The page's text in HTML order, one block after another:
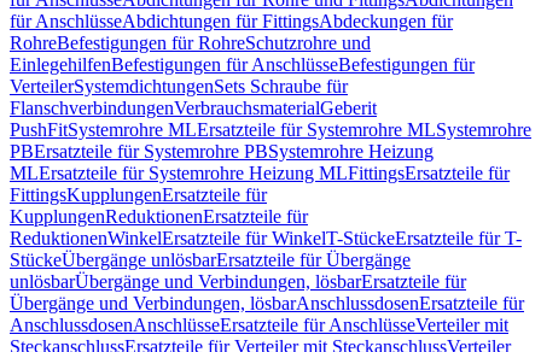
für AnschlüsseAbdichtungen für FittingsAbdeckungen für
RohreBefestigungen für RohreSchutzrohre und
EinlegehilfenBefestigungen für AnschlüsseBefestigungen für
VerteilerSystemdichtungenSets Schraube für
FlanschverbindungenVerbrauchsmaterialGeberit
PushFitSystemrohre MLErsatzteile für Systemrohre MLSystemrohre
PBErsatzteile für Systemrohre PBSystemrohre Heizung
MLErsatzteile für Systemrohre Heizung MLFittingsErsatzteile für
FittingsKupplungenErsatzteile für
KupplungenReduktionenErsatzteile für
ReduktionenWinkelErsatzteile für WinkelT-StückeErsatzteile für T-
StückeÜbergänge unlösbarErsatzteile für Übergänge
unlösbarÜbergänge und Verbindungen, lösbarErsatzteile für
Übergänge und Verbindungen, lösbarAnschlussdosenErsatzteile für
AnschlussdosenAnschlüsseErsatzteile für AnschlüsseVerteiler mit
SteckanschlussErsatzteile für Verteiler mit SteckanschlussVerteiler